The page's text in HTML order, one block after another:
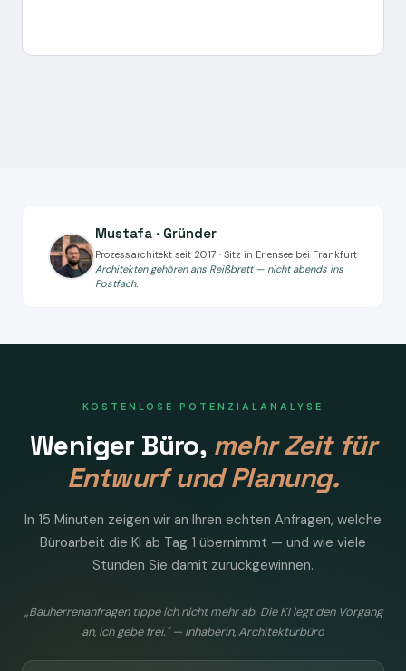
Mustafa · Gründer
Prozessarchitekt seit 2017 · Sitz in Erlensee bei Frankfurt
Architekten gehören ans Reißbrett — nicht abends ins
Postfach.
KOSTENLOSE POTENZIALANALYSE
Weniger Büro, mehr Zeit für
Entwurf und Planung.
In 15 Minuten zeigen wir an Ihren echten Anfragen, welche
Büroarbeit die KI ab Tag 1 übernimmt — und wie viele
Stunden Sie damit zurückgewinnen.
„Bauherrenanfragen tippe ich nicht mehr ab. Die KI legt den Vorgang
an, ich gebe frei." — Inhaberin, Architekturbüro